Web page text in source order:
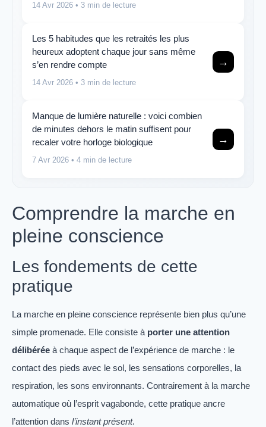
14 Avr 2026 • 3 min de lecture
Les 5 habitudes que les retraités les plus
heureux adoptent chaque jour sans même
s’en rendre compte
14 Avr 2026 • 3 min de lecture
→
Manque de lumière naturelle : voici combien
de minutes dehors le matin suffisent pour
recaler votre horloge biologique
7 Avr 2026 • 4 min de lecture
→
Comprendre la marche en
pleine conscience
Les fondements de cette
pratique
La marche en pleine conscience représente bien plus qu’une
simple promenade. Elle consiste à porter une attention
délibérée à chaque aspect de l’expérience de marche : le
contact des pieds avec le sol, les sensations corporelles, la
respiration, les sons environnants. Contrairement à la marche
automatique où l’esprit vagabonde, cette pratique ancre
l’attention dans l’instant présent.